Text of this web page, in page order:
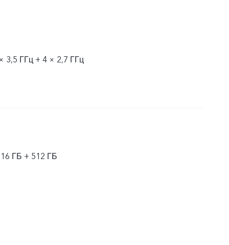
3,5 ГГц + 4 × 2,7 ГГц
ГБ + 512 ГБ